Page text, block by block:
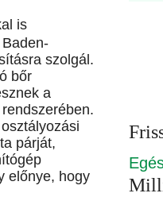
is
szolgál.
bőr
a
párját,
előnye, hogy